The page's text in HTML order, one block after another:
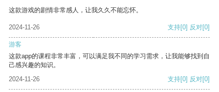
这款游戏的剧情非常感人，让我久久不能忘怀。
2024-11-26 支持[0] 反对[0]
游客
这款app的课程非常丰富，可以满足我不同的学习需求，让我能够找到自
己感兴趣的知识。
2024-11-26
支持[0] 反对[0]